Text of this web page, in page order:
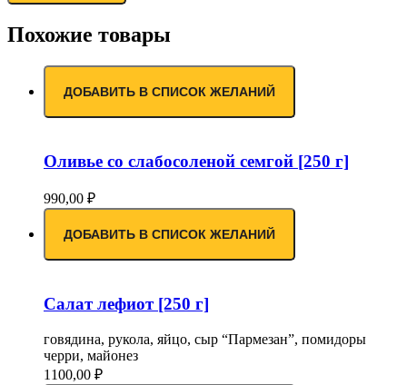
Похожие товары
ДОБАВИТЬ В СПИСОК ЖЕЛАНИЙ
Оливье со слабосоленой семгой [250 г]
990,00 ₽
ДОБАВИТЬ В СПИСОК ЖЕЛАНИЙ
Салат лефиот [250 г]
говядина, рукола, яйцо, сыр “Пармезан”, помидоры
черри, майонез
1100,00 ₽